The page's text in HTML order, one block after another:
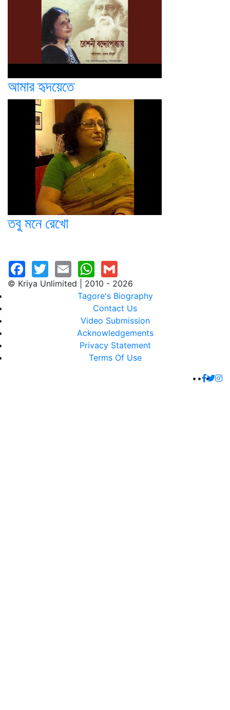
আমার হৃদয়েতে
তবু মনে রেখো
© Kriya Unlimited | 2010 - 2026
Tagore's Biography
Contact Us
Video Submission
Acknowledgements
Privacy Statement
Terms Of Use